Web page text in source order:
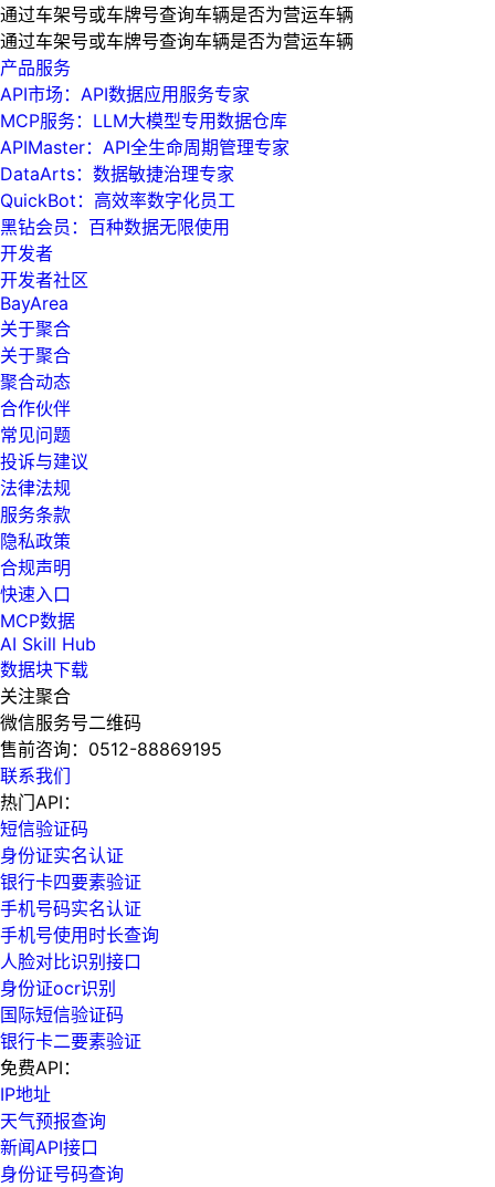
通过车架号或车牌号查询车辆是否为营运车辆
通过车架号或车牌号查询车辆是否为营运车辆
产品服务
API市场：API数据应用服务专家
MCP服务：LLM大模型专用数据仓库
APIMaster：API全生命周期管理专家
DataArts：数据敏捷治理专家
QuickBot：高效率数字化员工
黑钻会员：百种数据无限使用
开发者
开发者社区
BayArea
关于聚合
关于聚合
聚合动态
合作伙伴
常见问题
投诉与建议
法律法规
服务条款
隐私政策
合规声明
快速入口
MCP数据
AI Skill Hub
数据块下载
关注聚合
微信服务号二维码
售前咨询： 0512-88869195
联系我们
热门API：
短信验证码
身份证实名认证
银行卡四要素验证
手机号码实名认证
手机号使用时长查询
人脸对比识别接口
身份证ocr识别
国际短信验证码
银行卡二要素验证
免费API：
IP地址
天气预报查询
新闻API接口
身份证号码查询